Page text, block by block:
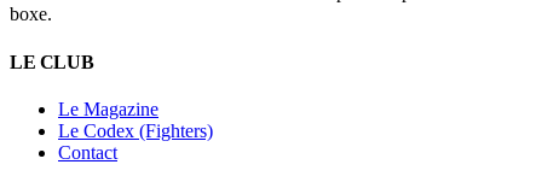
boxe.
LE CLUB
Le Magazine
Le Codex (Fighters)
Contact